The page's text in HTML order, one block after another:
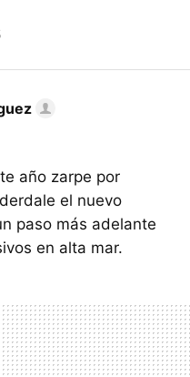
año zarpe por
el nuevo
paso más adelante
en alta mar.